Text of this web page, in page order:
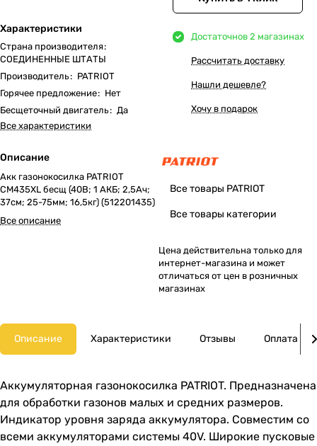
Характеристики
Страна производителя:
СОЕДИНЕННЫЕ ШТАТЫ
Производитель: PATRIOT
Горячее предложение: Нет
Бесщеточный двигатель: Да
Все характеристики
Описание
Акк газонокосилка PATRIOT
CM435XL бесщ (40В; 1 АКБ; 2,5Ач;
37cм; 25-75мм; 16,5кг) (512201435)
Все описание
Достаточнов 2 магазинах
Рассчитать доставку
Нашли дешевле?
Хочу в подарок
Все товары PATRIOT
Все товары категории
Цена действительна только для
интернет-магазина и может
отличаться от цен в розничных
магазинах
Описание Характеристики Отзывы Оплата
Аккумуляторная газонокосилка PATRIOT. Предназначена
для обработки газонов малых и средних размеров.
Индикатор уровня заряда аккумулятора. Совместим со
всеми аккумуляторами системы 40V. Широкие пусковые